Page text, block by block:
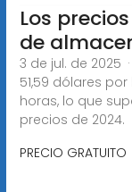
Los
de
3 de jul. de 2025
51,59 dólares
horas, lo que
precios de 2024.
PRECIO GRATUITO